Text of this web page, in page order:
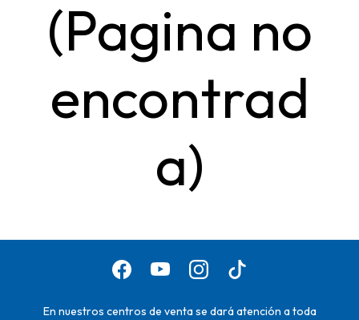
(Pagina no
encontrad
a)
En nuestros centros de venta se dará atención a toda